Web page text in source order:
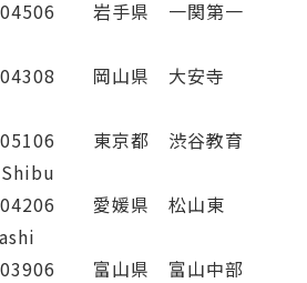
岩手県 一関第一
岡山県 大安寺
東京都 渋谷教育
愛媛県 松山東
富山県 富山中部